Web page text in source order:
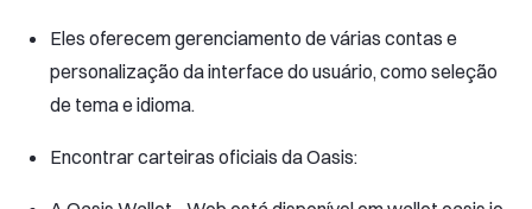
Eles oferecem gerenciamento de várias contas e
personalização da interface do usuário, como seleção
de tema e idioma.
Encontrar carteiras oficiais da Oasis: